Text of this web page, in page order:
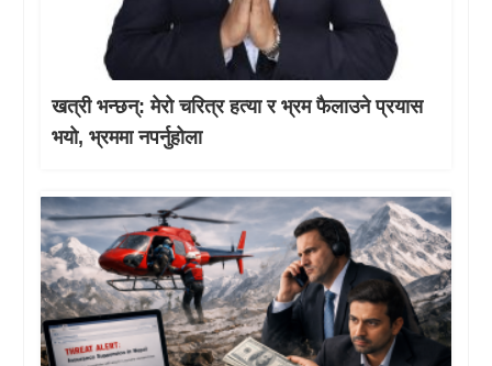
खत्री भन्छन्: मेरो चरित्र हत्या र भ्रम फैलाउने प्रयास
भयो, भ्रममा नपर्नुहोला